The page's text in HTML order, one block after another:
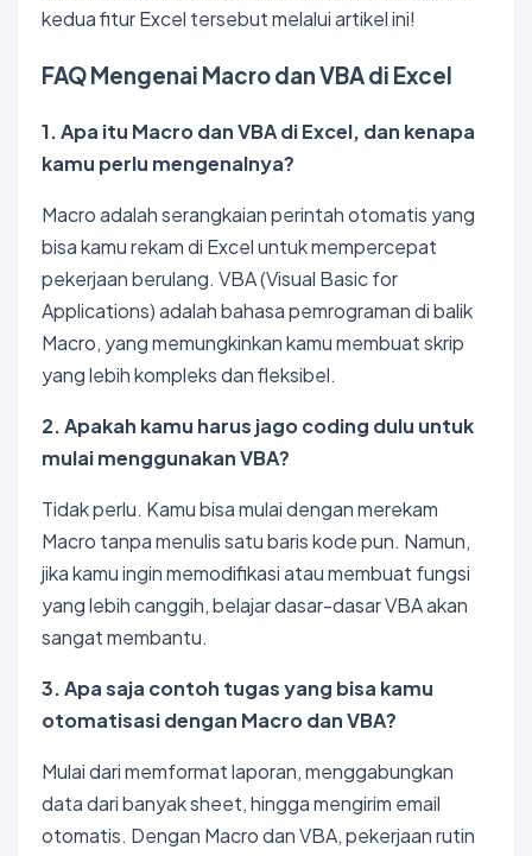
kedua fitur Excel tersebut melalui artikel ini!
FAQ Mengenai Macro dan VBA di Excel
1. Apa itu Macro dan VBA di Excel, dan kenapa
kamu perlu mengenalnya?
Macro adalah serangkaian perintah otomatis yang
bisa kamu rekam di Excel untuk mempercepat
pekerjaan berulang. VBA (Visual Basic for
Applications) adalah bahasa pemrograman di balik
Macro, yang memungkinkan kamu membuat skrip
yang lebih kompleks dan fleksibel.
2. Apakah kamu harus jago coding dulu untuk
mulai menggunakan VBA?
Tidak perlu. Kamu bisa mulai dengan merekam
Macro tanpa menulis satu baris kode pun. Namun,
jika kamu ingin memodifikasi atau membuat fungsi
yang lebih canggih, belajar dasar-dasar VBA akan
sangat membantu.
3. Apa saja contoh tugas yang bisa kamu
otomatisasi dengan Macro dan VBA?
Mulai dari memformat laporan, menggabungkan
data dari banyak sheet, hingga mengirim email
otomatis. Dengan Macro dan VBA, pekerjaan rutin